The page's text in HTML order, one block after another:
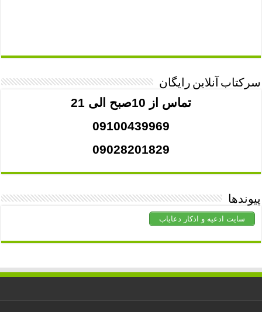
سرکتاب آنلاین رایگان
تماس از 10صبح الی 21
09100439969
09028201829
پیوندها
سایت ادعیه و اذکار دعایاب